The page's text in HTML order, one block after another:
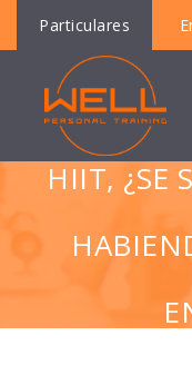
Particulares
HIIT, ¿SE